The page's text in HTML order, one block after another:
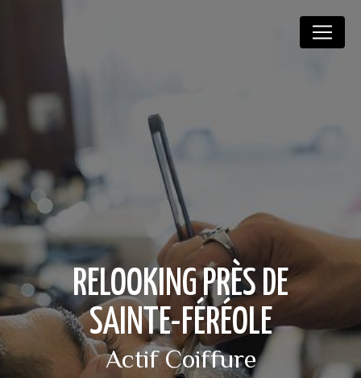
RELOOKING PRÈS DE
SAINTE-FÉRÉOLE
Actif Coiffure